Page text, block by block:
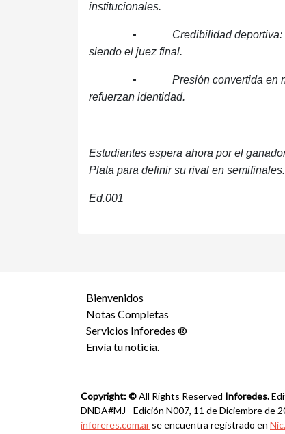
institucionales.
• Credibilidad deportiva: más
siendo el juez final.
• Presión convertida en
refuerzan identidad.
Estudiantes espera ahora por el
Plata para definir su rival en semifinales.
Ed.001
Bienvenidos
Notas Completas
Servicios Inforedes ®
Envía tu noticia.
Copyright: ©All Rights Reserved Inforedes.
DNDA#MJ - Edición N007, 11 de Diciembre de
inforeres.com.ar se encuentra registrado en